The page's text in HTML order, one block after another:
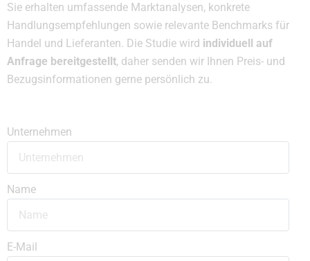
Sie erhalten umfassende Marktanalysen, konkrete
Handlungsempfehlungen sowie relevante Benchmarks für
Handel und Lieferanten. Die Studie wird individuell auf
Anfrage bereitgestellt, daher senden wir Ihnen Preis- und
Bezugsinformationen gerne persönlich zu.
Unternehmen
Name
E-Mail